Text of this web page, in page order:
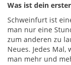
Was ist dein
Schweinfurt ist
man nur eine
zum anderen zu
Neues. Jedes
man mehr und